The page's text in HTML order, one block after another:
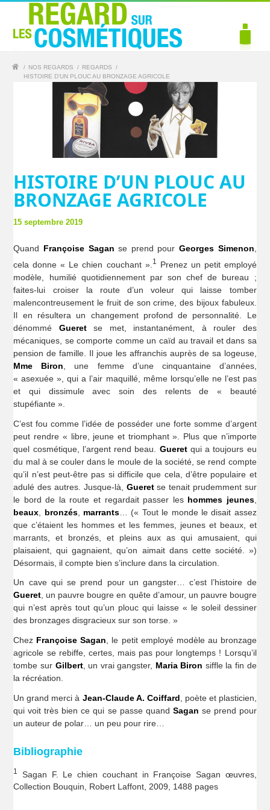
/ NOS REGARDS / REGARDS
/
HISTOIRE D’UN PLOUC AU BRONZAGE AGRICOLE
HISTOIRE D’UN PLOUC AU
BRONZAGE AGRICOLE
15 septembre 2019
Quand Françoise Sagan se prend pourGeorges Simenon
cela donne « Le chien couchant ». 1
Prenez un petit employé
modèle, humilié quotidiennement par son chef de bureau ;
faites-lui croiser la route d’un voleur qui laisse tomber
malencontreusement le fruit de son crime, des bijoux fabuleux.
Il en résultera un changement profond de personnalité. Le
dénommé Gueretse met, instantanément, à rouler des
mécaniques, se comporte comme un caïd au travail et dans sa
pension de famille. Il joue les affranchis auprès de sa logeuse,
Mme Biron , une femme d’une cinquantaine d’années,
« asexuée », qui a l’air maquillé, même lorsqu’elle ne l’est pas
et qui dissimule avec soin des relents de « beauté
stupéfiante ».
C’est fou comme l’idée de posséder une forte somme d’argent
peut rendre « libre, jeune et triomphant ». Plus que n’importe
quel cosmétique, l’argent rend beau. Gueretqui a toujours eu
du mal à se couler dans le moule de la société, se rend compte
qu’il n’est peut-être pas si difficile que cela, d’être populaire et
adulé des autres. Jusque-là, Gueretse tenait prudemment sur
le bord de la route et regardait passer les hommes jeunes,
beaux
bronzés, marrants … (« Tout le monde le disait assez
que c’étaient les hommes et les femmes, jeunes et beaux, et
marrants, et bronzés, et pleins aux as qui amusaient, qui
plaisaient, qui gagnaient, qu’on aimait dans cette société. »)
Désormais, il compte bien s’inclure dans la circulation.
Un cave qui se prend pour un gangster… c’est l’histoire de
Gueret, un pauvre bougre en quête d’amour, un pauvre bougre
qui n’est après tout qu’un plouc qui laisse « le soleil dessiner
des bronzages disgracieux sur son torse. »
Chez Françoise Sagan, le petit employé modèle au bronzage
agricole se rebiffe, certes, mais pas pour longtemps ! Lorsqu’il
tombe sur Gilbert, un vrai gangster, Maria Biron siffle la fin de
la récréation.
Un grand merci à Jean-Claude A. Coiffard, poète et plasticien,
qui voit très bien ce qui se passe quand Sagan se prend pour
un auteur de polar… un peu pour rire…
Bibliographie
1
Sagan F. Le chien couchant in Françoise Sagan œuvres,
Collection Bouquin, Robert Laffont, 2009, 1488 pages